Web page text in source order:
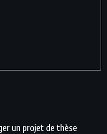
un projet de thèse